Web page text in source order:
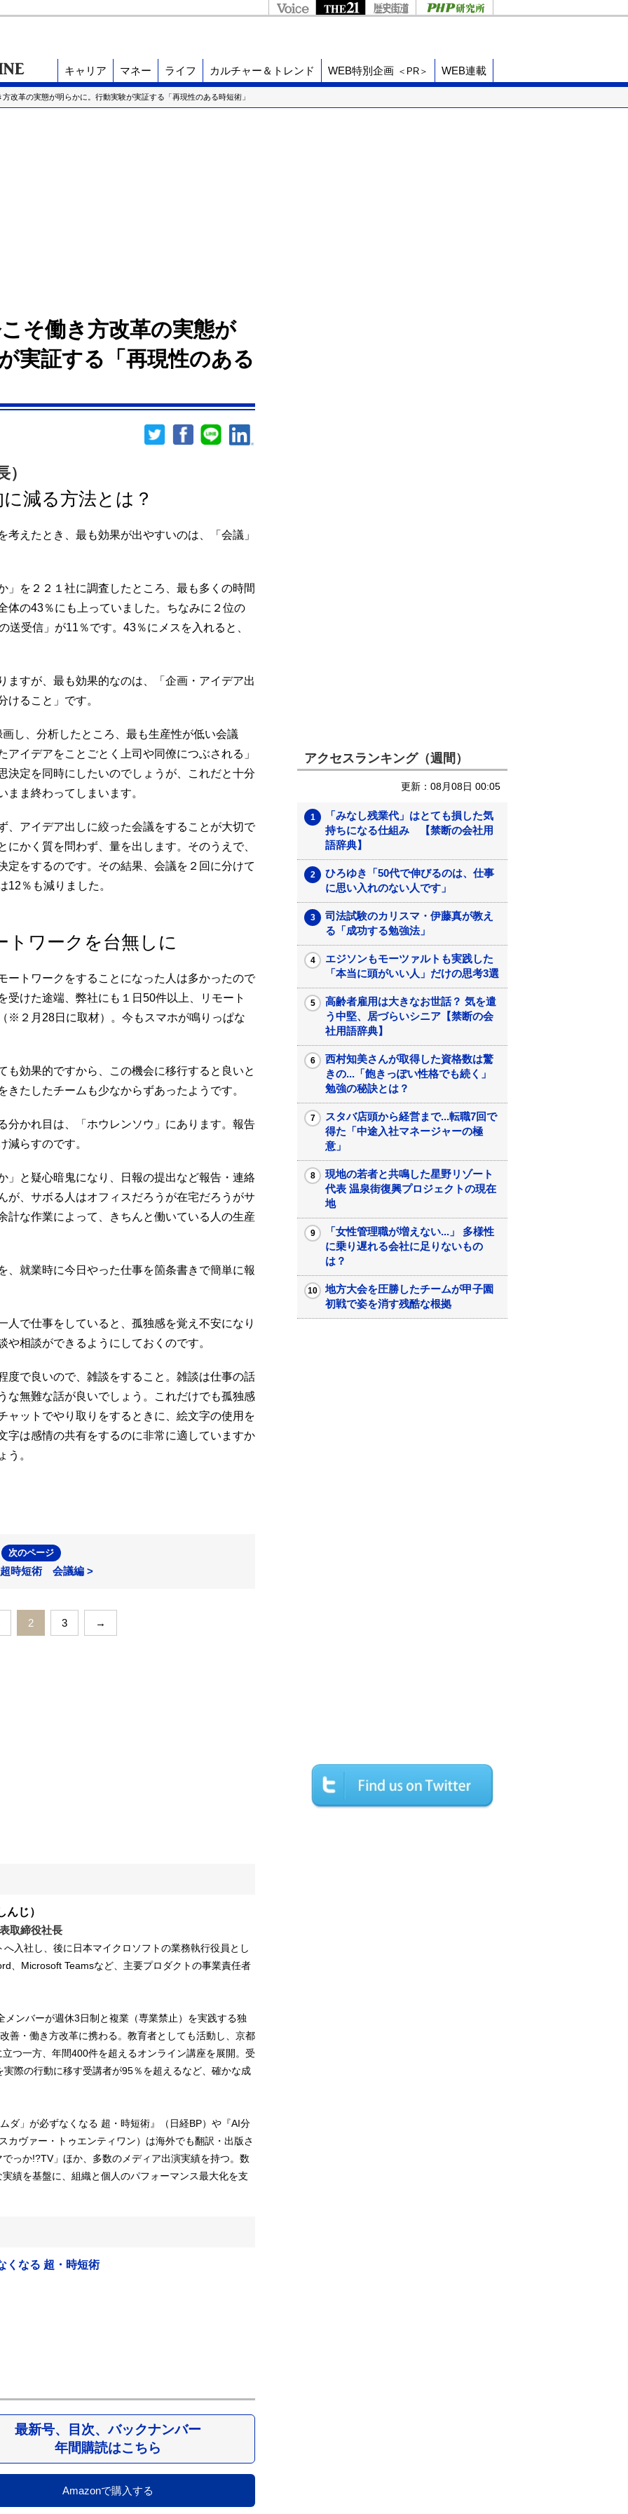
キャリア マネー ライフ カルチャー＆トレンド WEB特別企画 ＜PR＞ WEB連載
改革の実態が明らかに。行動実験が実証する「再現性のある時短術」
そ働き方改革の実態が
実証する「再現性のある
減る方法とは？
えたとき、最も効果が出やすいのは、「会議」
」を２２１社に調査したところ、最も多くの時間
体の43％にも上っていました。ちなみに２位の
送受信」が11％です。43％にメスを入れると、
ますが、最も効果的なのは、「企画・アイデア出
けること」です。
し、分析したところ、最も生産性が低い会議
イデアをことごとく上司や同僚につぶされる」
決定を同時にしたいのでしょうが、これだと十分
まま終わってしまいます。
、アイデア出しに絞った会議をすることが大切で
かく質を問わず、量を出します。そのうえで、
定をするのです。その結果、会議を２回に分けて
12％も減りました。
ワークを台無しに
ートワークをすることになった人は多かったので
受けた途端、弊社にも１日50件以上、リモート
※２月28日に取材）。今もスマホが鳴りっぱな
も効果的ですから、この機会に移行すると良いと
たしたチームも少なからずあったようです。
分かれ目は、「ホウレンソウ」にあります。報告
減らすのです。
」と疑心暗鬼になり、日報の提出など報告・連絡
が、サボる人はオフィスだろうが在宅だろうがサ
計な作業によって、きちんと働いている人の生産
、就業時に今日やった仕事を箇条書きで簡単に報
人で仕事をしていると、孤独感を覚え不安になり
相談ができるようにしておくのです。
度で良いので、雑談をすること。雑談は仕事の話
な無難な話が良いでしょう。これだけでも孤独感
ャットでやり取りをするときに、絵文字の使用を
字は感情の共有をするのに非常に適していますか
う。
次のページ
時短術 会議編 >
2 3 →
んじ）
取締役社長
入社し、後に日本マイクロソフトの業務執行役員とし
、Microsoft Teamsなど、主要プロダクトの事業責任者
ンバーが週休3日制と複業（専業禁止）を実践する独
善・働き方改革に携わる。教育者としても活動し、京都
つ一方、年間400件を超えるオンライン講座を展開。受
際の行動に移す受講者が95％を超えるなど、確かな成
ダ」が必ずなくなる 超・時短術』（日経BP）や『AI分
カヴァー・トゥエンティワン）は海外でも翻訳・出版さ
っか!?TV」ほか、多数のメディア出演実績を持つ。数
績を基盤に、組織と個人のパフォーマンス最大化を支
くなる 超・時短術
最新号、目次、バックナンバー
年間購読はこちら
Amazonで購入する
アクセスランキング（週間）
更新：08月08日 00:05
「みなし残業代」はとても損した気
持ちになる仕組み 【禁断の会社用
語辞典】
ひろゆき「50代で伸びるのは、仕事
に思い入れのない人です」
司法試験のカリスマ・伊藤真が教え
る「成功する勉強法」
エジソンもモーツァルトも実践した
「本当に頭がいい人」だけの思考3選
高齢者雇用は大きなお世話？ 気を遣
う中堅、居づらいシニア【禁断の会
社用語辞典】
西村知美さんが取得した資格数は驚
きの...「飽きっぽい性格でも続く」
勉強の秘訣とは？
スタバ店頭から経営まで...転職7回で
得た「中途入社マネージャーの極
意」
現地の若者と共鳴した星野リゾート
代表 温泉街復興プロジェクトの現在
地
「女性管理職が増えない...」 多様性
に乗り遅れる会社に足りないもの
は？
地方大会を圧勝したチームが甲子園
初戦で姿を消す残酷な根拠